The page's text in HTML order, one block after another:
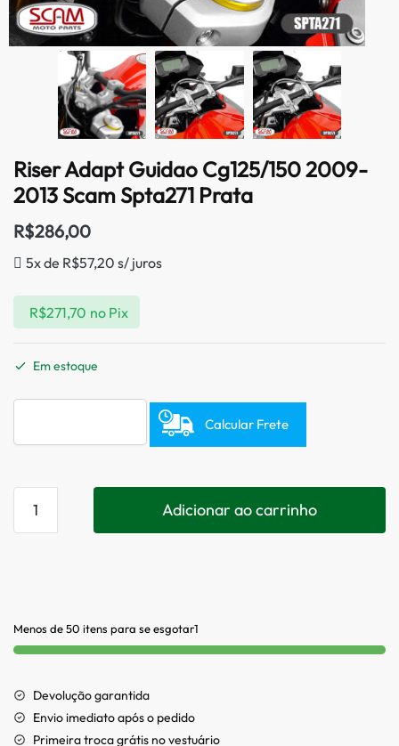
Riser Adapt Guidao Cg125/150 2009-
2013 Scam Spta271 Prata
R$286,00
5x de R$57,20 s/ juros
R$271,70 no Pix
Em estoque
Calcular Frete
Adicionar ao carrinho
Menos de 50 itens para se esgotar1
Devolução garantida
Envio imediato após o pedido
Primeira troca grátis no vestuário